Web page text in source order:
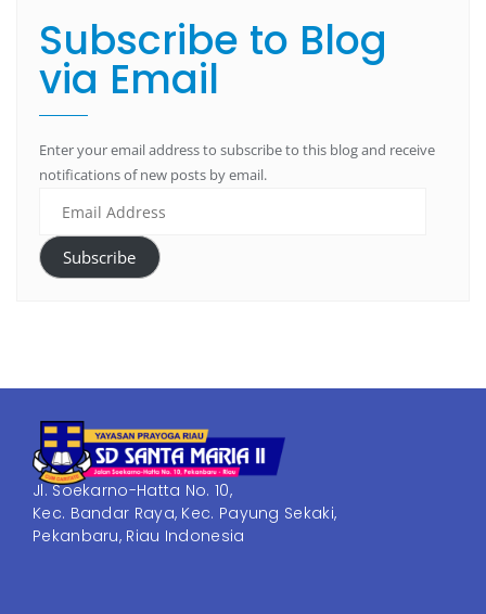
Subscribe to Blog
via Email
Enter your email address to subscribe to this blog and receive
notifications of new posts by email.
Subscribe
Jl. Soekarno-Hatta No. 10,
Kec. Bandar Raya, Kec. Payung Sekaki,
Pekanbaru, Riau Indonesia